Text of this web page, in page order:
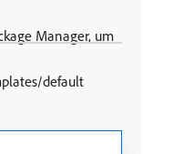
Manager, um
default